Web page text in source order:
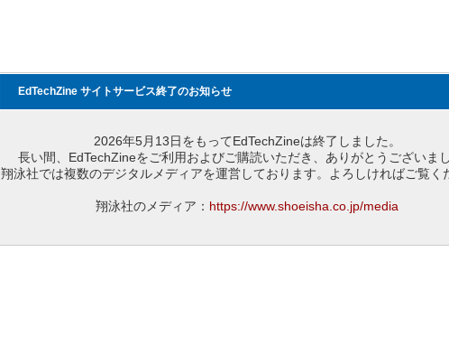
EdTechZine サイトサービス終了のお知らせ
2026年5月13日をもってEdTechZineは終了しました。
長い間、EdTechZineをご利用およびご購読いただき、ありがとうございまし
翔泳社では複数のデジタルメディアを運営しております。よろしければご覧く
翔泳社のメディア： https://www.shoeisha.co.jp/media